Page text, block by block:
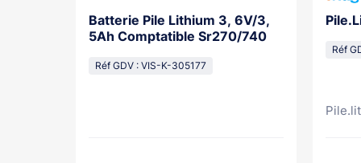
Batterie Pile Lithium 3, 6V/3,
5Ah Comptatible Sr270/740
Réf GDV : VIS-K-305177
Réf